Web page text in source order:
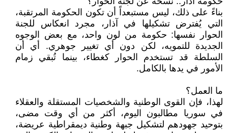
بناءً على ذلك، ليس مستبعداً أن تكون الحكومة المرتقبة،
التي يُفترض تشكيلها في آذار، مجرد انعكاس للجنة
الحوار نفسها: حكومة من لون واحد، مع بعض الوجوه
الجديدة للتمويه، لكن دون أي تغيير جوهري. أي أن
السلطة قد تستخدم الحوار كغطاء، بينما تُبقي زمام
الأمور في يدها بالكامل.
ما العمل؟
لهذا، فإن القوى الوطنية والشخصيات المستقلة والعقلاء
في سوريا مطالبون اليوم، أكثر من أي وقت مضى،
بتوحيد جهودهم لتشكيل جبهة وطنية ديمقراطية عريضة،